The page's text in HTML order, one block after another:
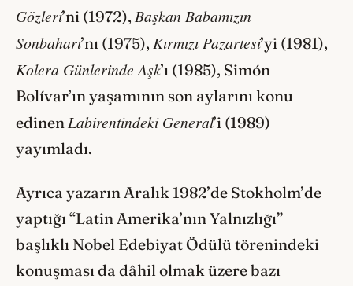
Gözleri’ni (1972), Başkan Babamızın
Sonbaharı’nı (1975), Kırmızı Pazartesi’yi (1981),
Kolera Günlerinde Aşk’ı (1985), Simón
Bolívar’ın yaşamının son aylarını konu
edinen Labirentindeki General’i (1989)
yayımladı.
Ayrıca yazarın Aralık 1982’de Stokholm’de
yaptığı “Latin Amerika’nın Yalnızlığı”
başlıklı Nobel Edebiyat Ödülü törenindeki
konuşması da dâhil olmak üzere bazı